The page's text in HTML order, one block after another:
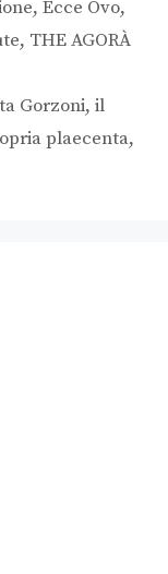
,Ecce Ovo,
, THE AGORÀ
Gorzoni,il
plaecenta,